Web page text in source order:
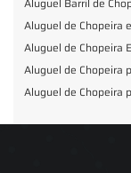
Aluguel de Chopeira
Aluguel de Chopeira
Aluguel de Chopeira
Aluguel de Chopeira